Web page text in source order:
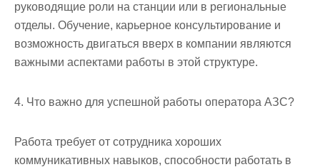
руководящие роли на станции или в региональные
отделы. Обучение, карьерное консультирование и
возможность двигаться вверх в компании являются
важными аспектами работы в этой структуре.
4. Что важно для успешной работы оператора АЗС?
Работа требует от сотрудника хороших
коммуникативных навыков, способности работать в